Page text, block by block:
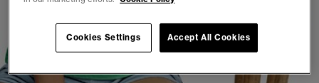
1 2 3 4 5 6 7
Accept All Cookies
Cookies Settings